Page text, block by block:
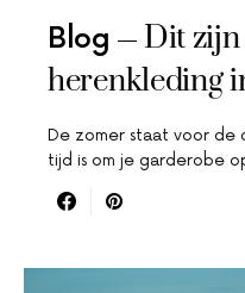
Blog
Dit
herenkleding
De zomer staat voor de
tijd is om je garderobe